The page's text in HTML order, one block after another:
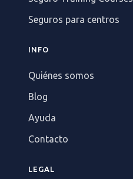
Seguros para centros
INFO
Quiénes somos
Blog
Ayuda
Contacto
LEGAL